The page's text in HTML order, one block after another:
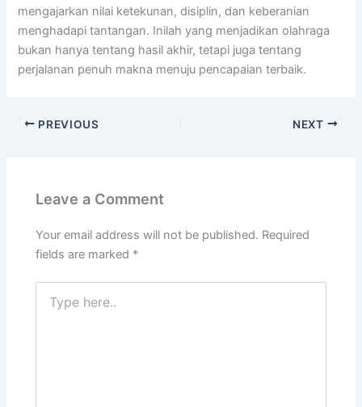
mengajarkan nilai ketekunan, disiplin, dan keberanian
menghadapi tantangan. Inilah yang menjadikan olahraga
bukan hanya tentang hasil akhir, tetapi juga tentang
perjalanan penuh makna menuju pencapaian terbaik.
PREVIOUS NEXT
Leave a Comment
Your email address will not be published. Required
fields are marked *
here..